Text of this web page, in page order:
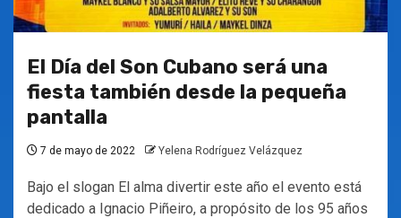
El Día del Son Cubano será una
fiesta también desde la pequeña
pantalla
7 de mayo de 2022 Yelena Rodríguez Velázquez
Bajo el slogan El alma divertir este año el evento está
dedicado a Ignacio Piñeiro, a propósito de los 95 años